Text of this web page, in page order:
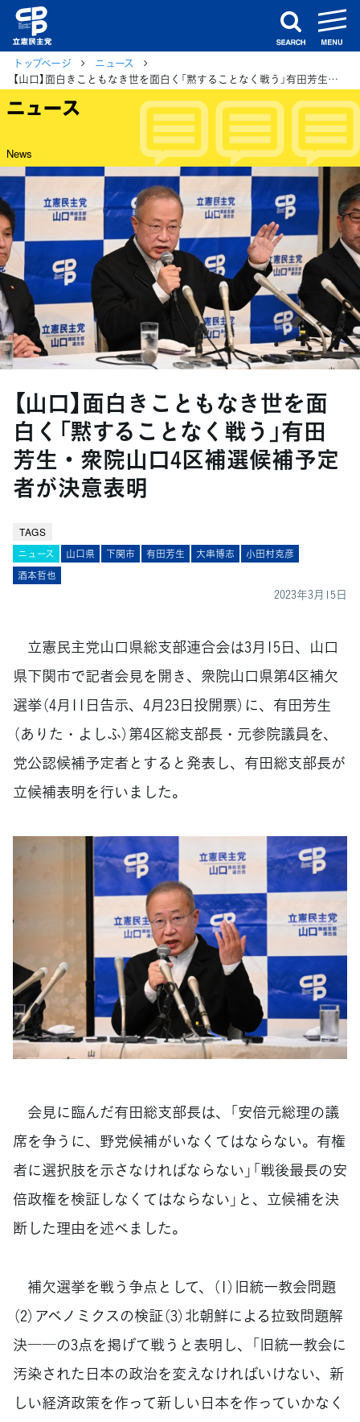
search
トップページ
ニュース
【山口】面白きこともなき世を面白く「黙することなく戦う」有田芳生・衆院山口4区補選候補予定者が決意表明
ニュース
News
【山口】面白きこともなき世を面
白く「黙することなく戦う」有田
芳生・衆院山口4区補選候補予定
者が決意表明
TAGS
ニュース 山口県 下関市 有田芳生 大串博志
小田村克彦
酒本哲也
2023年3月15日
立憲民主党山口県総支部連合会は3月15日、山口
県下関市で記者会見を開き、衆院山口県第4区補欠
選挙（4月11日告示、4月23日投開票）に、有田芳生
（ありた・よしふ）第4区総支部長・元参院議員を、
党公認候補予定者とすると発表し、有田総支部長が
立候補表明を行いました。
会見に臨んだ有田総支部長は、「安倍元総理の議
席を争うに、野党候補がいなくてはならない。有権
者に選択肢を示さなければならない」「戦後最長の安
倍政権を検証しなくてはならない」と、立候補を決
断した理由を述べました。
補欠選挙を戦う争点として、（1）旧統一教会問題
（2）アベノミクスの検証（3）北朝鮮による拉致問題解
決――の3点を掲げて戦うと表明し、「旧統一教会に
汚染された日本の政治を変えなければいけない、新
しい経済政策を作って新しい日本を作っていかなく